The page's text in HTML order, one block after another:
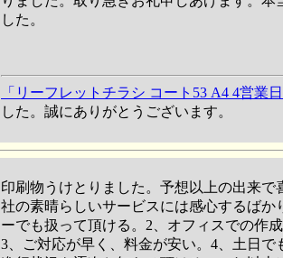
した。
「リーフレットチラシ コート53 A4 4営業日
した。誠にありがとうございます。
印刷物うけとりました。予想以上の出来で
社の素晴らしいサービスには感心するばか
ーでも扱って頂ける。2、オフィスでの作
3、ご対応が早く、料金が安い。4、土日で